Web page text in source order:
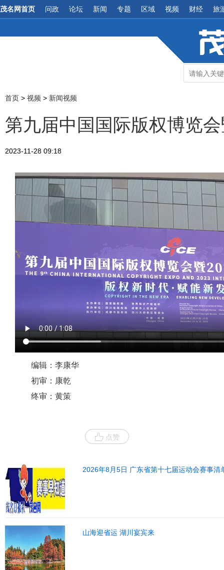
茂名网首页 问政 论坛 新闻 专题 区域 视频 财经 旅
首页 > 视频 > 新闻视频
第九届中国国际版权博览
2023-11-28 09:18
编辑：李康华
初审：康乾
终审：黄策
点赞
2026年8月5日 广东省第十七届运动会赛事清
山海迎省运 湖川宴宾来